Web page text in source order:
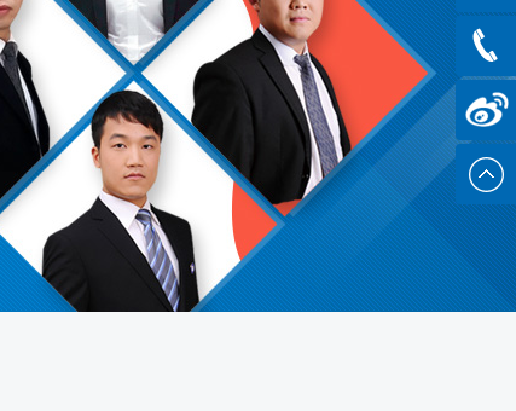
老师沟
QQ客服
免费热
线：
4008-
0731-
86
新浪微博
关注大
计动态